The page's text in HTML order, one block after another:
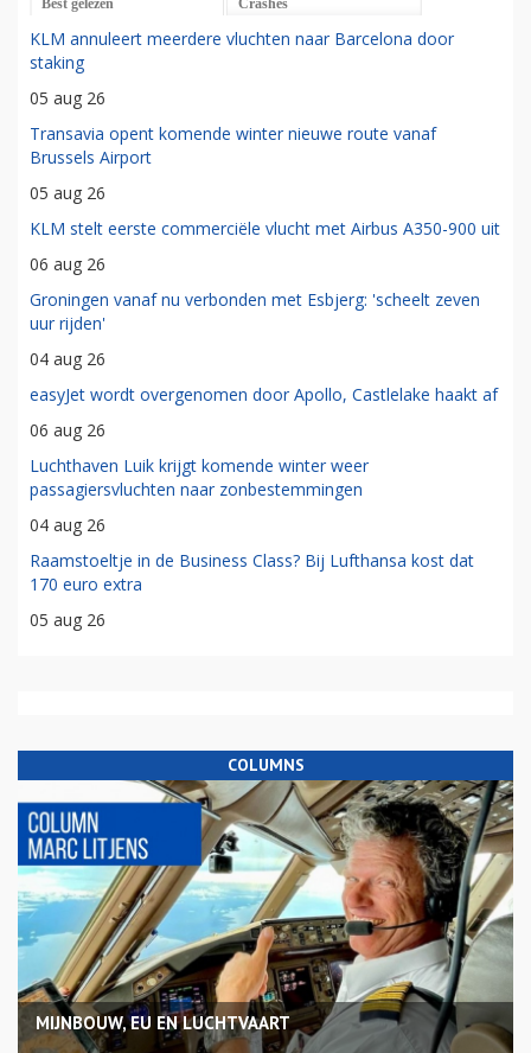
Best gelezen Crashes
KLM annuleert meerdere vluchten naar Barcelona door
staking
05 aug 26
Transavia opent komende winter nieuwe route vanaf
Brussels Airport
05 aug 26
KLM stelt eerste commerciële vlucht met Airbus A350-900 uit
06 aug 26
Groningen vanaf nu verbonden met Esbjerg: 'scheelt zeven
uur rijden'
04 aug 26
easyJet wordt overgenomen door Apollo, Castlelake haakt af
06 aug 26
Luchthaven Luik krijgt komende winter weer
passagiersvluchten naar zonbestemmingen
04 aug 26
Raamstoeltje in de Business Class? Bij Lufthansa kost dat
170 euro extra
05 aug 26
COLUMNS
MIJNBOUW, EU EN LUCHTVAART